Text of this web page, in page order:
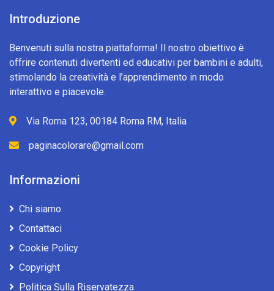
Introduzione
Benvenuti sulla nostra piattaforma! Il nostro obiettivo è
offrire contenuti divertenti ed educativi per bambini e adulti,
stimolando la creatività e l’apprendimento in modo
interattivo e piacevole.
Via Roma 123, 00184 Roma RM, Italia
paginacolorare@gmail.com
Informazioni
Chi siamo
Contattaci
Cookie Policy
Copyright
Politica Sulla Riservatezza